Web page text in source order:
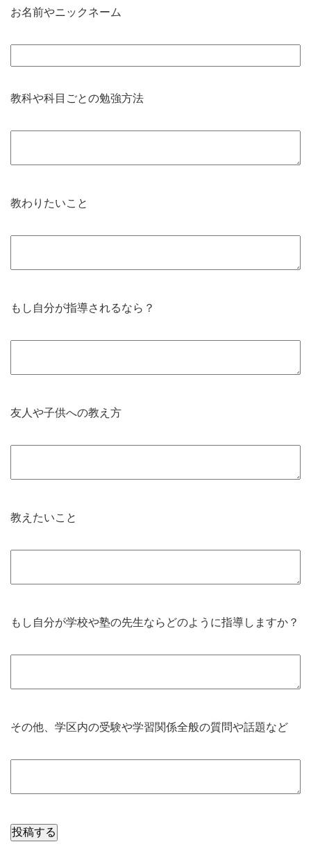
お名前やニックネーム
教科や科目ごとの勉強方法
教わりたいこと
もし自分が指導されるなら？
友人や子供への教え方
教えたいこと
もし自分が学校や塾の先生ならどのように指導しますか？
その他、学区内の受験や学習関係全般の質問や話題など